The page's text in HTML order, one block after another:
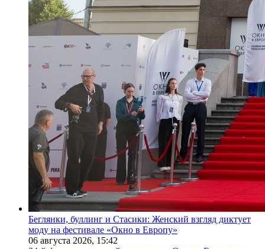
Беглянки, буллинг и Стасики: Женский взгляд диктует
моду на фестивале «Окно в Европу»
06 августа 2026, 15:42